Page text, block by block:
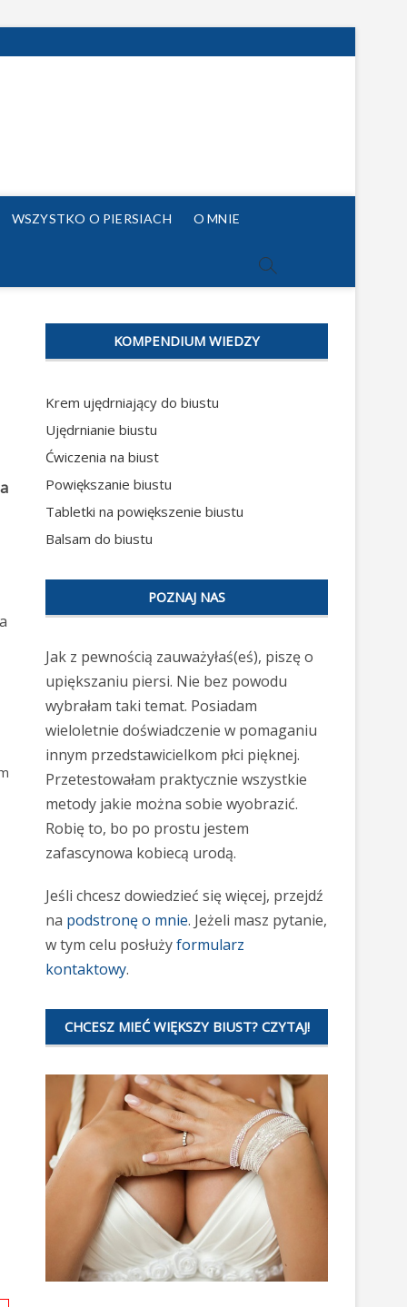
WSZYSTKO O PIERSIACH O MNIE
KOMPENDIUM WIEDZY
Krem ujędrniający do biustu
Ujędrnianie biustu
Ćwiczenia na biust
Powiększanie biustu
Tabletki na powiększenie biustu
Balsam do biustu
POZNAJ NAS
Jak z pewnością zauważyłaś(eś), piszę o
upiększaniu piersi. Nie bez powodu
wybrałam taki temat. Posiadam
wieloletnie doświadczenie w pomaganiu
innym przedstawicielkom płci pięknej.
Przetestowałam praktycznie wszystkie
metody jakie można sobie wyobrazić.
Robię to, bo po prostu jestem
zafascynowa kobiecą urodą.
Jeśli chcesz dowiedzieć się więcej, przejdź
na podstronę o mnie. Jeżeli masz pytanie,
w tym celu posłużyformularz
kontaktowy.
CHCESZ MIEĆ WIĘKSZY BIUST? CZYTAJ!